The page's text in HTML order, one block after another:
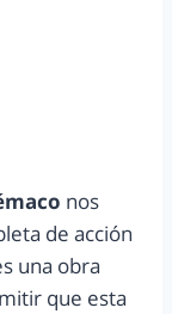
nos
de acción
una obra
que esta